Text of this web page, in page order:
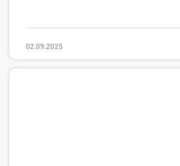
02.09.2025